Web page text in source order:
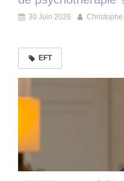
30 Juin 2026
EFT